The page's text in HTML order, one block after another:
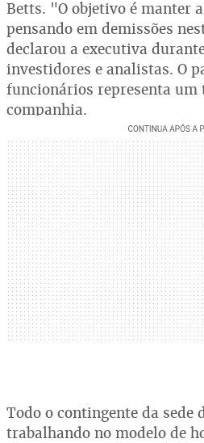
Betts. "O objetivo é manter
pensando em demissões
declarou a executiva
investidores e analistas. O
funcionários representa um
companhia.
Todo o contingente da sede
trabalhando no modelo de